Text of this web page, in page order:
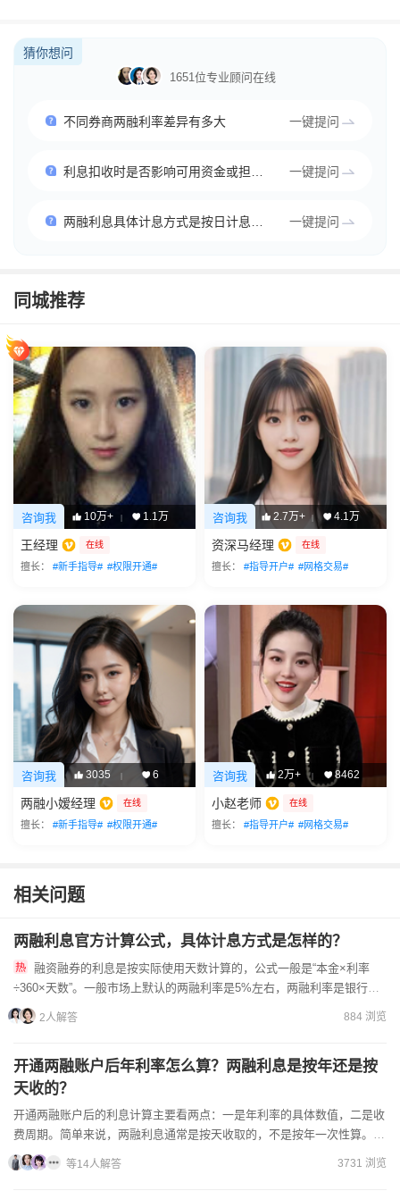
猜你想问
1651位专业顾问在线
不同券商两融利率差异有多大 一键提问
利息扣收时是否影响可用资金或担保品 一键提问
两融利息具体计息方式是按日计息还是按月复利 一键提问
同城推荐
咨询我 10万+ | 1.1万
王经理 在线
擅长： #新手指导# #权限开通#
咨询我 2.7万+ | 4.1万
资深马经理 在线
擅长： #指导开户# #网格交易#
咨询我 3035 | 6
两融小嫒经理 在线
擅长： #新手指导# #权限开通#
咨询我 2万+ | 8462
小赵老师 在线
擅长： #指导开户# #网格交易#
相关问题
两融利息官方计算公式，具体计息方式是怎样的？
÷360×天数”。一般市场上默认的两融利率是5%左右，两融利率是银行或
证券公司向投资者提供融资融券服务时的利息率，不同的券商...
2人解答 884 浏览
开通两融账户后年利率怎么算？两融利息是按年还是按
天收的？
开通两融账户后的利息计算主要看两点：一是年利率的具体数值，二是收
费周期。简单来说，两融利息通常是按天收取的，不是按年一次性算。比
如你用了10天融资，就只算10天的利息，这样更灵活；年利...
等14人解答 3731 浏览